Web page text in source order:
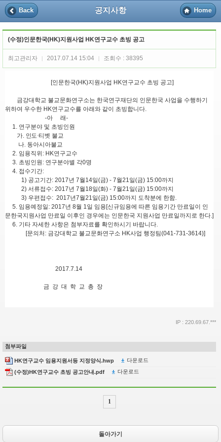
Back 공지사항 Home
(수정)인문한국(HK)지원사업 HK연구교수 초빙 공고
최고관리자 2017.07.14 15:04 조회수 : 38395
[인문한국(HK)지원사업 HK연구교수 초빙 공고]
금강대학교 불교문화연구소는 한국연구재단의 인문한국 사업을 수행하기
위하여 우수한 HK연구교수를 아래와 같이 초빙합니다.
-아 래-
1. 연구분야 및 초빙인원
가. 인도·티벳 불교
나. 동아시아불교
2. 임용직위: HK연구교수
3. 초빙인원: 연구분야별 각0명
4. 접수기간:
1) 공고기간: 2017년 7월14일(금) - 7월21일(금) 15:00까지
2) 서류접수: 2017년 7월18일(화) - 7월21일(금) 15:00까지
3) 우편접수: 2017년7월21일(금) 15:00까지 도착분에 한함.
5. 임용예정일: 2017년 8월 1일 임용[신규임용에 따른 임용기간 만료일이 인
문한국지원사업 만료일 이후인 경우에는 인문한국 지원사업 만료일까지로 한다.]
6. 기타 자세한 사항은 첨부자료를 확인하시기 바랍니다.
[문의처: 금강대학교 불교문화연구소 HK사업 행정팀(041-731-3614)]
2017.7.14
금 강 대 학 교 총 장
IP : 220.69.67.***
첨부파일
HK연구교수 임용지원서등 지정양식.hwp
다운로드
(수정)HK연구교수 초빙 공고안내.pdf
다운로드
1
돌아가기